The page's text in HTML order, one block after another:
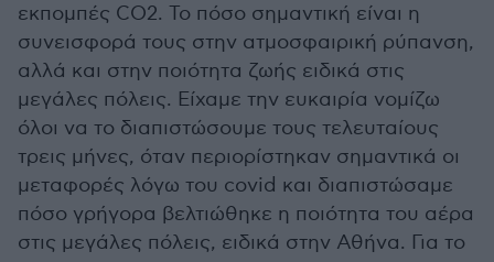
εκπομπές CO2. Το πόσο σημαντική είναι η
συνεισφορά τους στην ατμοσφαιρική ρύπανση,
αλλά και στην ποιότητα ζωής ειδικά στις
μεγάλες πόλεις. Είχαμε την ευκαιρία νομίζω
όλοι να το διαπιστώσουμε τους τελευταίους
τρεις μήνες, όταν περιορίστηκαν σημαντικά οι
μεταφορές λόγω του covid και διαπιστώσαμε
πόσο γρήγορα βελτιώθηκε η ποιότητα του αέρα
στις μεγάλες πόλεις, ειδικά στην Αθήνα. Για το